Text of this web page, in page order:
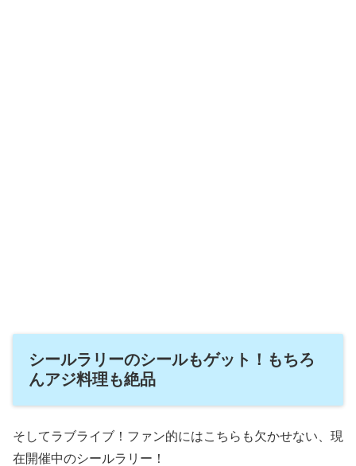
シールラリーのシールもゲット！もちろ
んアジ料理も絶品
そしてラブライブ！ファン的にはこちらも欠かせない、現
在開催中のシールラリー！